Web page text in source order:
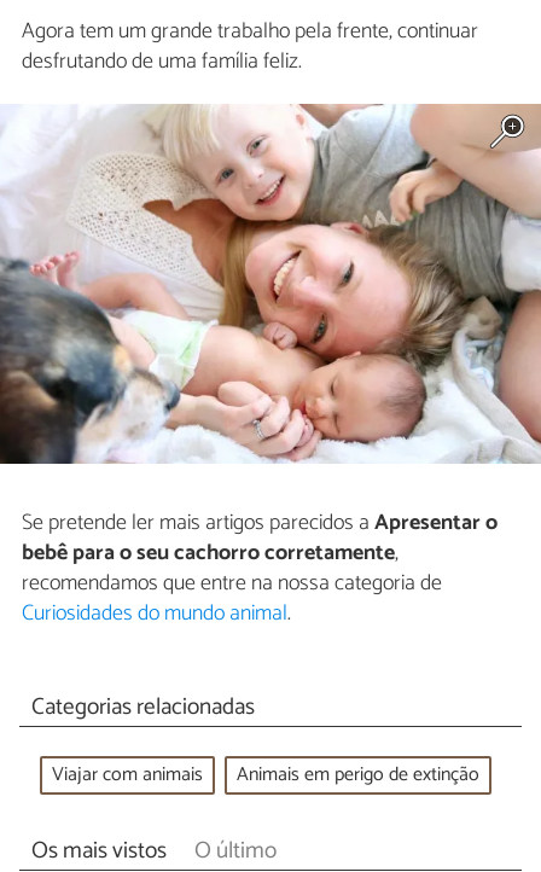
Agora tem um grande trabalho pela frente, continuar
desfrutando de uma família feliz.
Se pretende ler mais artigos parecidos aApresentar o
bebê para o seu cachorro corretamente,
recomendamos que entre na nossa categoria de
Curiosidades do mundo animal.
Categorias relacionadas
Viajar com animais Animais em perigo de extinção
Os mais vistos O último